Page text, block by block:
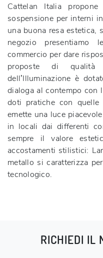
Cattelan Italia
sospensione per interni
una buona resa estetica,
negozio
commercio per dare
proposte di
dell’Illuminazione è
dialoga al contempo con
doti pratiche con
emette una luce
in locali dai differenti
sempre il valore
accostamenti stilistici:
metallo si caratterizza
tecnologico.
RICHIEDI IL